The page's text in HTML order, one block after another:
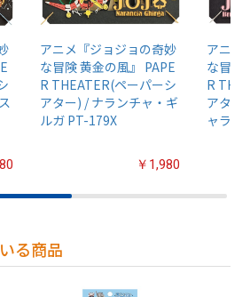
アニメ『ジョジョの奇妙
な冒険 黄金の風』 PAPE
R THEATER(ペーパーシ
アター) / ナランチャ・ギ
ルガ PT-179X
￥1,980
アニメ
な冒険
R
アター
ャラテ
る商品